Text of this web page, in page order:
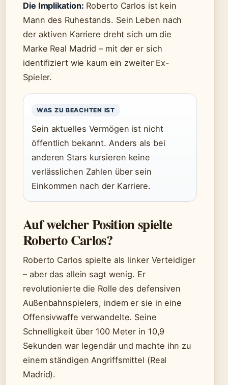
Die Implikation: Roberto Carlos ist kein
Mann des Ruhestands. Sein Leben nach
der aktiven Karriere dreht sich um die
Marke Real Madrid – mit der er sich
identifiziert wie kaum ein zweiter Ex-
Spieler.
WAS ZU BEACHTEN IST
Sein aktuelles Vermögen ist nicht
öffentlich bekannt. Anders als bei
anderen Stars kursieren keine
verlässlichen Zahlen über sein
Einkommen nach der Karriere.
Auf welcher Position spielte
Roberto Carlos?
Roberto Carlos spielte als linker Verteidiger
– aber das allein sagt wenig. Er
revolutionierte die Rolle des defensiven
Außenbahnspielers, indem er sie in eine
Offensivwaffe verwandelte. Seine
Schnelligkeit über 100 Meter in 10,9
Sekunden war legendär und machte ihn zu
einem ständigen Angriffsmittel (Real
Madrid).